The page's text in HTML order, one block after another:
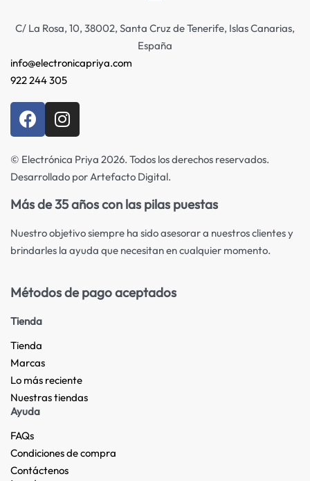
C/ La Rosa, 10, 38002, Santa Cruz de Tenerife, Islas Canarias,
España
info@electronicapriya.com
922 244 305
© Electrónica Priya 2026. Todos los derechos reservados.
Desarrollado por Artefacto Digital.
Más de 35 años con las pilas puestas
Nuestro objetivo siempre ha sido asesorar a nuestros clientes y
brindarles la ayuda que necesitan en cualquier momento.
Métodos de pago aceptados
Tienda
Tienda
Marcas
Lo más reciente​
Nuestras tiendas​
Ayuda
FAQs
Condiciones de compra
Contáctenos